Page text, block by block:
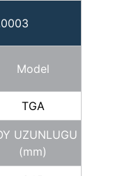
Model
TGA
UZUNLUGU
(mm)